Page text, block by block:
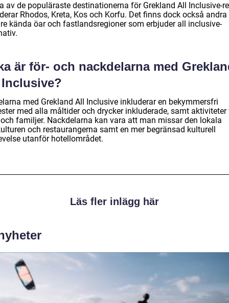
av de populäraste destinationerna för Grekland All Inclusive-
Rhodos, Kreta, Kos och Korfu. Det finns dock också andra
kända öar och fastlandsregioner som erbjuder all inclusive-
är för- och nackdelarna med
med Grekland All Inclusive inkluderar en bekymmersfri
med alla måltider och drycker inkluderade, samt aktiviteter
familjer. Nackdelarna kan vara att man missar den lokala
och restaurangerna samt en mer begränsad kulturell
utanför hotellområdet.
Läs fler inlägg här